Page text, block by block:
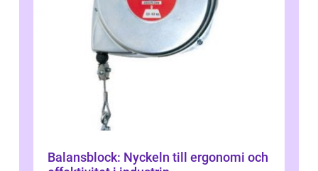
Balansblock: Nyckeln till ergonomi och